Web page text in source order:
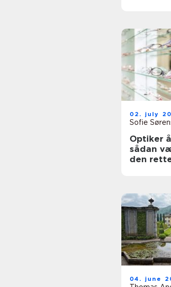
02. july
Sofie
Optiker
sådan
den
04. june